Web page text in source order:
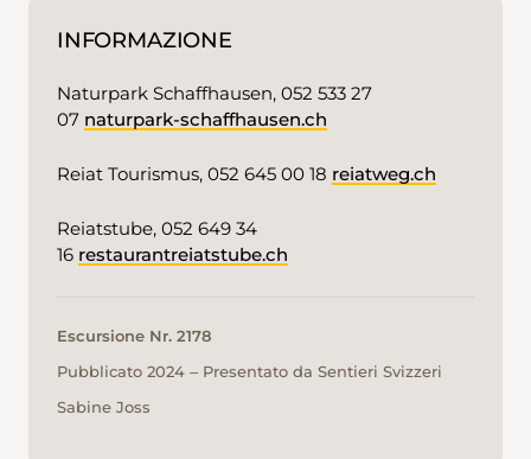
INFORMAZIONE
Naturpark Schaffhausen, 052 533 27
07 naturpark-schaffhausen.ch
Reiat Tourismus, 052 645 00 18 reiatweg.ch
Reiatstube, 052 649 34
16 restaurantreiatstube.ch
Escursione Nr. 2178
Pubblicato 2024 ‒ Presentato da Sentieri Svizzeri
Sabine Joss